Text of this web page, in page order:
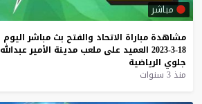
مباشر
مشاهدة مباراة الاتحاد والفتح بث مباشر اليوم
18-3-2023
العميد على ملعب مدينة الأمير عبدالله
جلوي الرياضية
منذ 3 سنوات